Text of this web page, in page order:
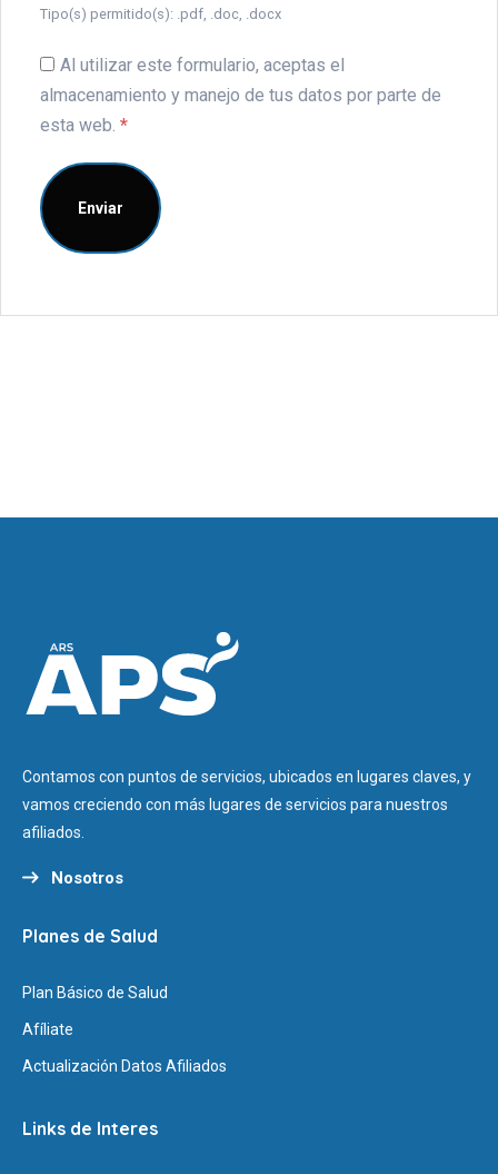
Tipo(s) permitido(s): .pdf, .doc, .docx
Al utilizar este formulario, aceptas el
almacenamiento y manejo de tus datos por parte de
esta web. *
Contamos con puntos de servicios, ubicados en lugares claves, y
vamos creciendo con más lugares de servicios para nuestros
afiliados.
Nosotros
Planes de Salud
Plan Básico de Salud
Afíliate
Actualización Datos Afiliados
Links de Interes